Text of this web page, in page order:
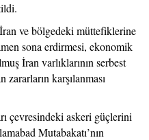
ve bölgedeki müttefiklerine
sona erdirmesi, ekonomik
İran varlıklarının serbest
zararların karşılanması
çevresindeki askeri güçlerini
Mutabakatı’nın